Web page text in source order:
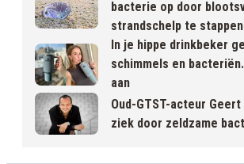
bacterie op door
strandschelp te stappen
In je hippe drinkbeker
schimmels en
aan
Oud-GTST-acteur
ziek door zeldzame